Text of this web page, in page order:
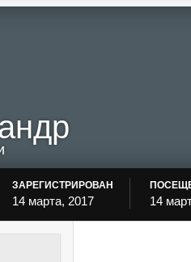
ЗАРЕГИСТРИРОВАН
14 марта, 2017 14